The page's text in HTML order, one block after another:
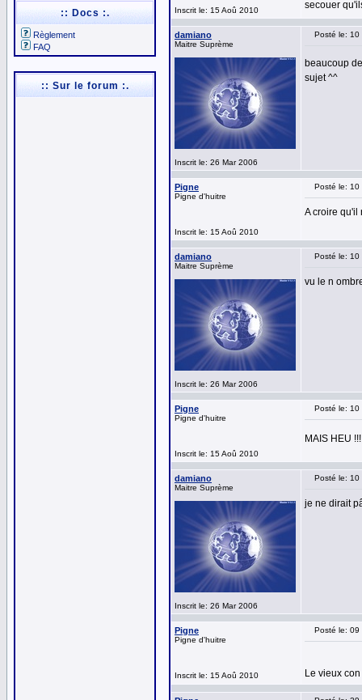
:: Docs :.
Règlement
FAQ
:: Sur le forum :.
Inscrit le: 15 Aoû 2010
secouer
damiano
Maitre Suprème
Inscrit le: 26 Mar 2006
Posté le:
beaucoup
sujet ^^
Pigne
Pigne d'huitre
Inscrit le: 15 Aoû 2010
Posté le:
A croire qu'il
damiano
Maitre Suprème
Inscrit le: 26 Mar 2006
Posté le:
vu le n
Pigne
Pigne d'huitre
Inscrit le: 15 Aoû 2010
Posté le:
MAIS HEU
damiano
Maitre Suprème
Inscrit le: 26 Mar 2006
Posté le:
je ne dirait
Pigne
Pigne d'huitre
Inscrit le: 15 Aoû 2010
Posté le:
Le vieux